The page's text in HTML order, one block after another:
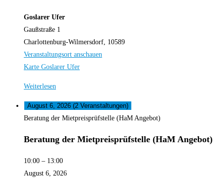
Goslarer Ufer
Gaußstraße 1
Charlottenburg-Wilmersdorf, 10589
Veranstaltungsort anschauen
Karte Goslarer Ufer
Weiterlesen
August 6, 2026 (2 Veranstaltungen)
Beratung der Mietpreisprüfstelle (HaM Angebot)
Beratung der Mietpreisprüfstelle (HaM Angebot)
10:00 – 13:00
August 6, 2026